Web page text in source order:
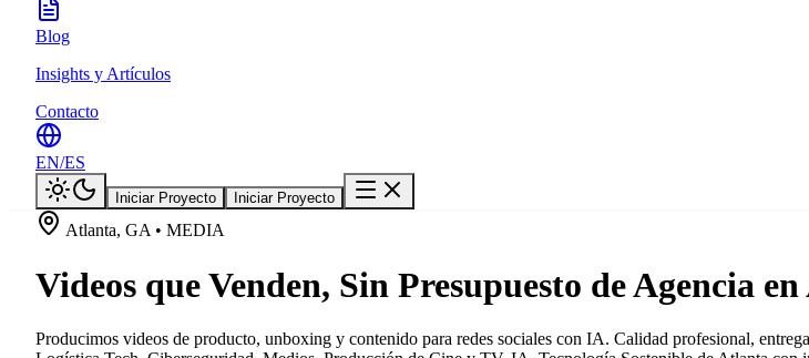
Blog
Insights y Artículos
Contacto
EN/ES
Iniciar Proyecto Iniciar Proyecto
Atlanta, GA • MEDIA
Videos que Venden, Sin Presupuesto de Agencia
Producimos videos de producto, unboxing y contenido para redes sociales con IA. Calidad profesional,